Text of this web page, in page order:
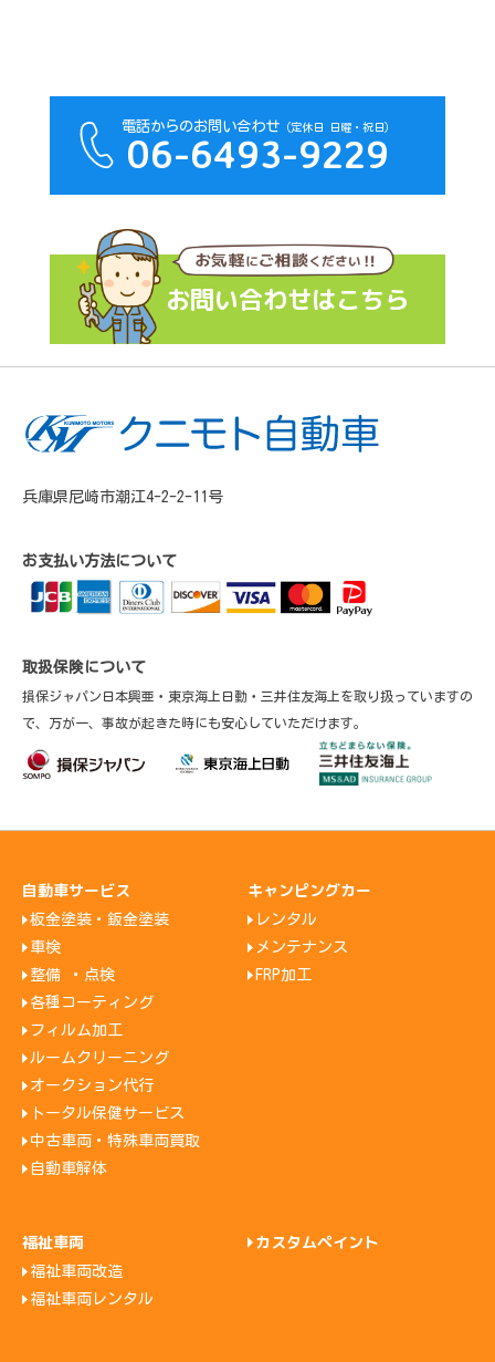
電話からのお問い合わせ（定休日 日曜・祝日）
06-6493-9229
お問い合わせはこちら
兵庫県尼崎市潮江4-2-2-11号
お支払い方法について
取扱保険について
損保ジャパン日本興亜・東京海上日動・三井住友海上を取り扱っていますの
で、万が一、事故が起きた時にも安心していただけます。
自動車サービス
板金塗装・鈑金塗装
車検
整備 ・点検
各種コーティング
フィルム加工
ルームクリーニング
オークション代行
トータル保健サービス
中古車両・特殊車両買取
自動車解体
キャンピングカー
レンタル
メンテナンス
FRP加工
福祉車両
福祉車両改造
福祉車両レンタル
カスタムペイント